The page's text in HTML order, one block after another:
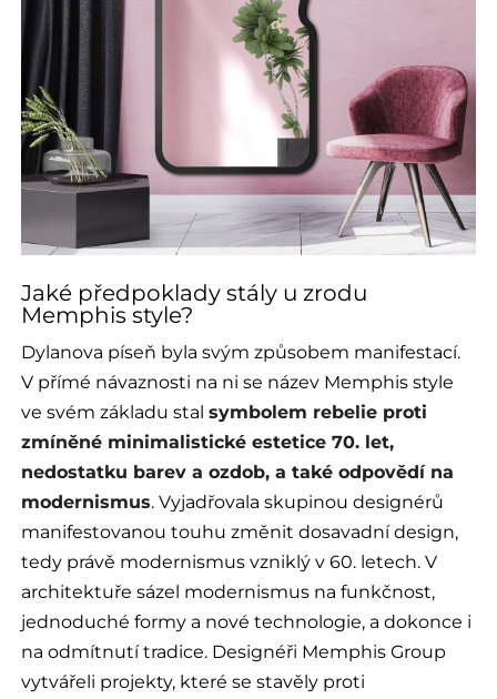
Jaké předpoklady stály u zrodu
Memphis style?
Dylanova píseň byla svým způsobem manifestací.
V přímé návaznosti na ni se název Memphis style
ve svém základu stalsymbolem rebelie proti
zmíněné minimalistické estetice 70. let,
nedostatku barev a ozdob, a také odpovědí na
modernismus. Vyjadřovala skupinou designérů
manifestovanou touhu změnit dosavadní design,
tedy právě modernismus vzniklý v 60. letech. V
architektuře sázel modernismus na funkčnost,
jednoduché formy a nové technologie, a dokonce i
na odmítnutí tradice. Designéři Memphis Group
vytvářeli projekty, které se stavěly proti